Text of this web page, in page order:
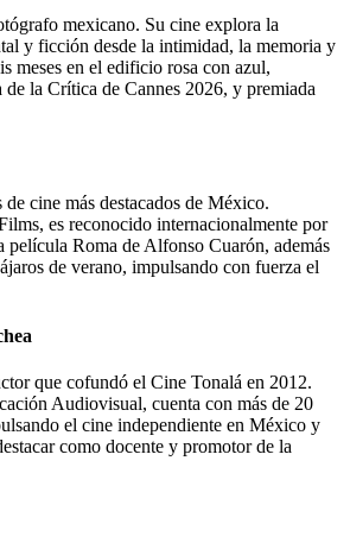
mexicano. Su cine explora la
y ficción desde la intimidad, la memoria y
meses en el edificio rosa con azul,
de la Crítica de Cannes 2026, y premiada
cine más destacados de México.
es reconocido internacionalmente por
película Roma de Alfonso Cuarón, además
de verano, impulsando con fuerza el
que cofundó el Cine Tonalá en 2012.
Audiovisual, cuenta con más de 20
el cine independiente en México y
como docente y promotor de la